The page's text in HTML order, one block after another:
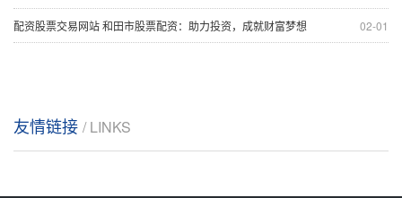
02-01
配资股票交易网站 和田市股票配资：助力投资，成就财富梦想
友情链接 / LINKS